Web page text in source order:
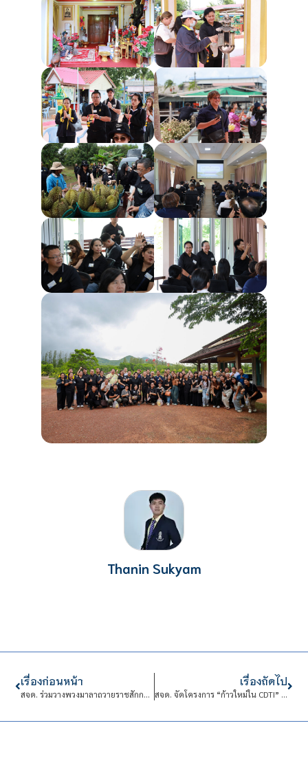
Thanin Sukyam
เรื่องก่อนหน้า
สจด. ร่วมวางพวงมาลาถวายราชสักการะ พระบรมราชานุสาวรีย์ พระบาทสมเด็จพระปรเมนทรมหาอานันทมหิดล พระอัฐมรามาธิบดินทร
เรื่องถัดไป
สจด. จัดโครงการ “ก้าวใหม่ใน CDTI” เตรียมความพร้อมนักศึกษาใหม่ สร้างความภาคภูมิใจในความเป็นจิตรลดา